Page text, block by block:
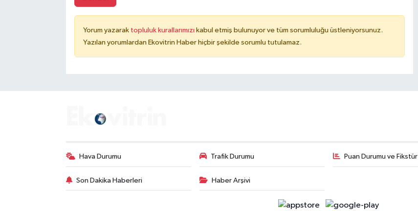
Yorum yazarak topluluk kurallarımızı kabul etmiş bulunuyor ve tüm sorumluluğu üstleniyorsunuz.
Yazılan yorumlardan Ekovitrin Haber hiçbir şekilde sorumlu tutulamaz.
Hava Durumu Trafik Durumu Puan Durumu ve Fikstür
Son Dakika Haberleri Haber Arşivi